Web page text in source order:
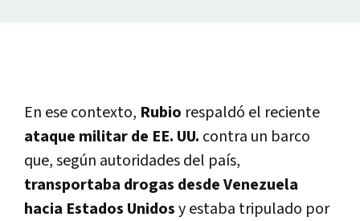
En ese contexto, Rubio respaldó el reciente
ataque militar de EE. UU. contra un barco
que, según autoridades del país,
transportaba drogas desde Venezuela
hacia Estados Unidosy estaba tripulado por